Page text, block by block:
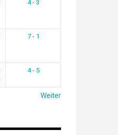
4 - 3
7 - 1
4 - 5
Weiter